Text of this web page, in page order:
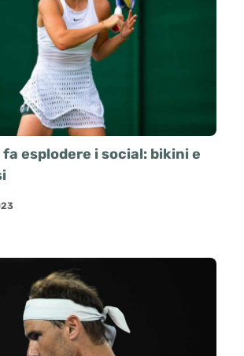
esplodere i social: bikini e